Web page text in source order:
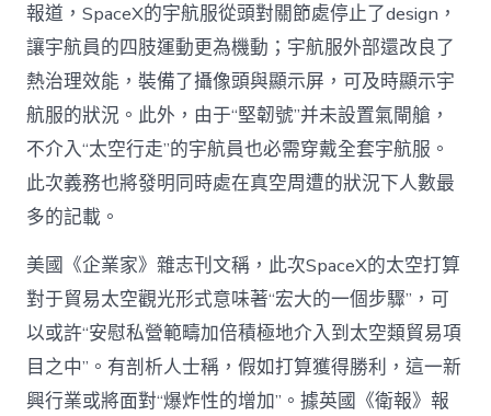
報道，SpaceX的宇航服從頭對關節處停止了design，
讓宇航員的四肢運動更為機動；宇航服外部還改良了
熱治理效能，裝備了攝像頭與顯示屏，可及時顯示宇
航服的狀況。此外，由于“堅韌號”并未設置氣閘艙，
不介入“太空行走”的宇航員也必需穿戴全套宇航服。
此次義務也將發明同時處在真空周遭的狀況下人數最
多的記載。
美國《企業家》雜志刊文稱，此次SpaceX的太空打算
對于貿易太空觀光形式意味著“宏大的一個步驟”，可
以或許“安慰私營範疇加倍積極地介入到太空類貿易項
目之中”。有剖析人士稱，假如打算獲得勝利，這一新
興行業或將面對“爆炸性的增加”。據英國《衛報》報